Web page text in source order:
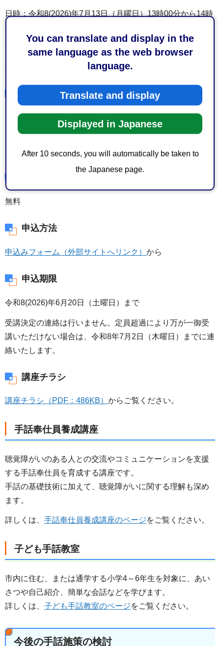
You can translate and display in the
same language as the web browser
language.
Translate and display
Displayed in Japanese
After 10 seconds, you will automatically be taken to
the Japanese page.
日時：令和8(2026)年7月13日（月曜日）13時00分から14時
30分まで
会場：はーとぴあ清水（清水区宮代町1-1）
受講いただける方
静岡市内で飲食、販売、宿泊業などに携わる方
手話に興味がある初心者の方
おもてなし力を高めたい方
無料
申込方法
申込みフォーム（外部サイトへリンク） から
申込期限
令和8(2026)年6月20日（土曜日）まで
受講決定の連絡は行いません。定員超過により万が一御受
講いただけない場合は、令和8年7月2日（木曜日）までに連
絡いたします。
講座チラシ
講座チラシ（PDF：486KB） からご覧ください。
手話奉仕員養成講座
聴覚障がいのある人との交流やコミュニケーションを支援
する手話奉仕員を育成する講座です。
手話の基礎技術に加えて、聴覚障がいに関する理解も深め
ます。
詳しくは、 手話奉仕員養成講座のページをご覧ください。
子ども手話教室
市内に住む、または通学する小学4～6年生を対象に、あい
さつや自己紹介、簡単な会話などを学びます。
詳しくは、 子ども手話教室のページをご覧ください。
今後の手話施策の検討